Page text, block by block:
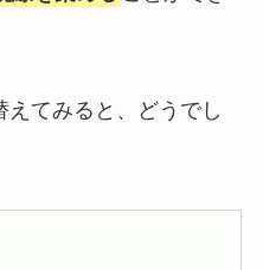
てみると、どうでし